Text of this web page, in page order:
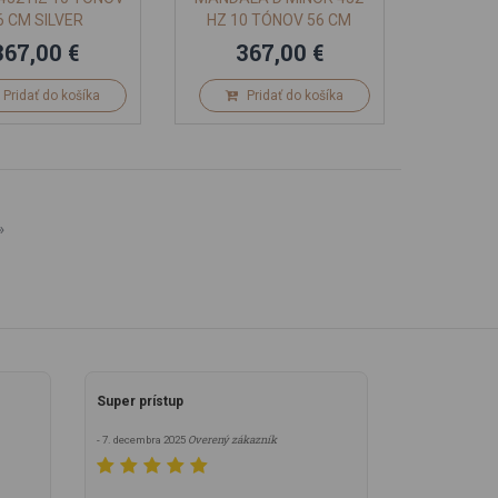
CM SILVER
€
Pridať do košíka
HZ 10 TÓNOV 56 CM
SILVER
367,00 €
Pridať do košíka
Super prístup
- 7. decembra 2025 Overený zákazník